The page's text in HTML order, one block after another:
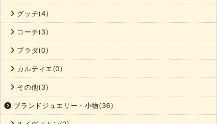
グッチ(4)
コーチ(3)
プラダ(0)
カルティエ(0)
その他(3)
ブランドジュエリー・小物(36)